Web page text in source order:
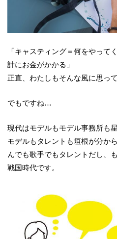
「キャスティング＝何をやって
計にお金がかかる」
正直、わたしもそんな風に思っ
でもですね…
現代はモデルもモデル事務所も
モデルもタレントも垣根が分か
んでも歌手でもタレントだし、
戦国時代です。